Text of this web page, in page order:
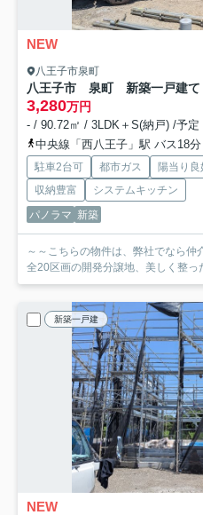
NEW
八王子市泉町
八王子市 泉町 新築一戸建
3,280万円
- / 90.72㎡ / 3LDK＋S(納戸) /予定
中央線「西八王子」駅 バス18分
駐車2台可 都市ガス 陽当り良
収納豊富
システムキッチン
パノラマ 新築
～～こちらの物件は、弊社でなら仲
全20区画の開発分譲地、美しく整っ
新築一戸建
NEW